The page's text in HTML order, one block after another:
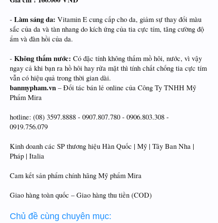
- Làm sáng da: Vitamin E cung cấp cho da, giảm sự thay đổi màu
sắc của da và tàn nhang do kích ứng của tia cực tím, tăng cường độ
ẩm và đàn hồi của da.
- Không thấm nước: Có đặc tính không thấm mồ hôi, nước, vì vậy
ngay cả khi bạn ra hồ hôi hay rửa mặt thì tính chất chống tia cực tím
vẫn có hiệu quả trong thời gian dài.
banmypham.vn – Đối tác bán lẻ online của Công Ty TNHH Mỹ
Phẩm Mira
hotline: (08) 3597.8888 - 0907.807.780 - 0906.803.308 -
0919.756.079
Kinh doanh các SP thương hiệu Hàn Quốc | Mỹ | Tây Ban Nha |
Pháp | Italia
Cam kết sản phẩm chính hãng Mỹ phẩm Mira
Giao hàng toàn quốc – Giao hàng thu tiền (COD)
Chủ đề cùng chuyên mục: